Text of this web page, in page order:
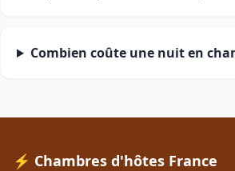
Combien coûte une nuit en
⚡ Chambres d'hôtes France